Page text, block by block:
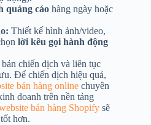
quảng cáo hàng ngày hoặc
Thiết kế hình ảnh/video,
lời kêu gọi hành động
chiến dịch và liên tục
Để chiến dịch hiệu quả,
bán hàng online chuyên
doanh trên nền tảng
bán hàng Shopify sẽ
hơn.